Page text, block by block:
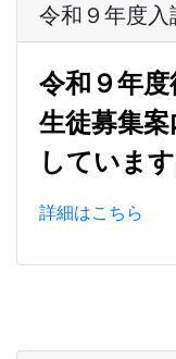
令和９年度入
令和９年
生徒募集
しています
詳細はこちら